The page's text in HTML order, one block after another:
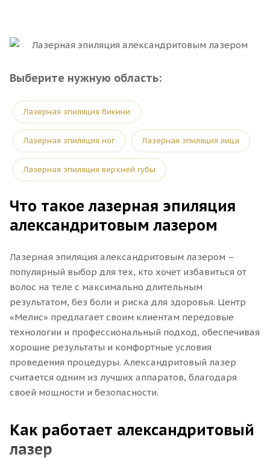
Выберите нужную область:
Лазерная эпиляция бикини
Лазерная эпиляция ног Лазерная эпиляция лица
Лазерная эпиляция верхней губы
Что такое лазерная эпиляция
александритовым лазером
Лазерная эпиляция александритовым лазером –
популярный выбор для тех, кто хочет избавиться от
волос на теле с максимально длительным
результатом, без боли и риска для здоровья. Центр
«Мелис» предлагает своим клиентам передовые
технологии и профессиональный подход, обеспечивая
хорошие результаты и комфортные условия
проведения процедуры. Александритовый лазер
считается одним из лучших аппаратов, благодаря
своей мощности и безопасности.
Как работает александритовый
лазер